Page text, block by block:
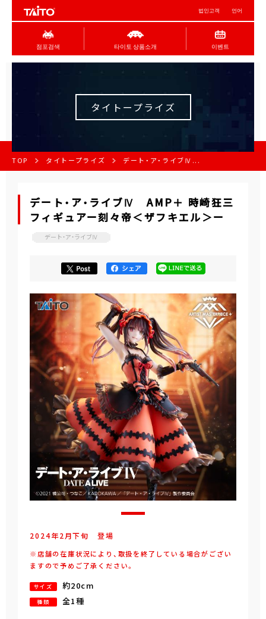
법인고객 언어
점포검색 타이토 상품소개 이벤트
タイトープライズ
TOP タイトープライズ デート・ア・ライブⅣ...
デート・ア・ライブⅣ AMP＋ 時崎狂三
フィギュアー刻々帝＜ザフキエル＞ー
デート・ア・ライブⅣ
2024年2月下旬 登場
※店舗の在庫状況により、取扱を終了している場合がござい
ますので予めご了承ください。
サイズ 約20cm
種類 全1種